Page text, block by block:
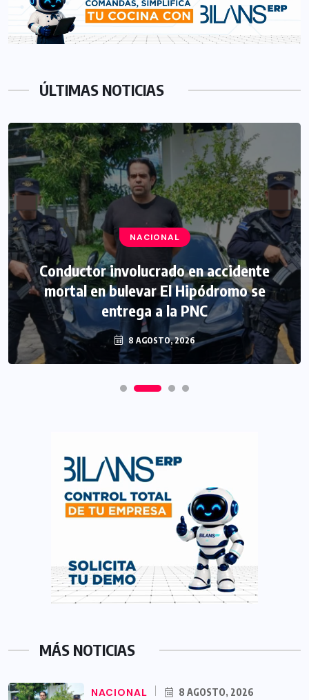
ÚLTIMAS NOTICIAS
NACIONAL
Conductor involucrado en accidente
mortal en bulevar El Hipódromo se
entrega a la PNC
8 AGOSTO, 2026
MÁS NOTICIAS
NACIONAL 8 AGOSTO, 2026